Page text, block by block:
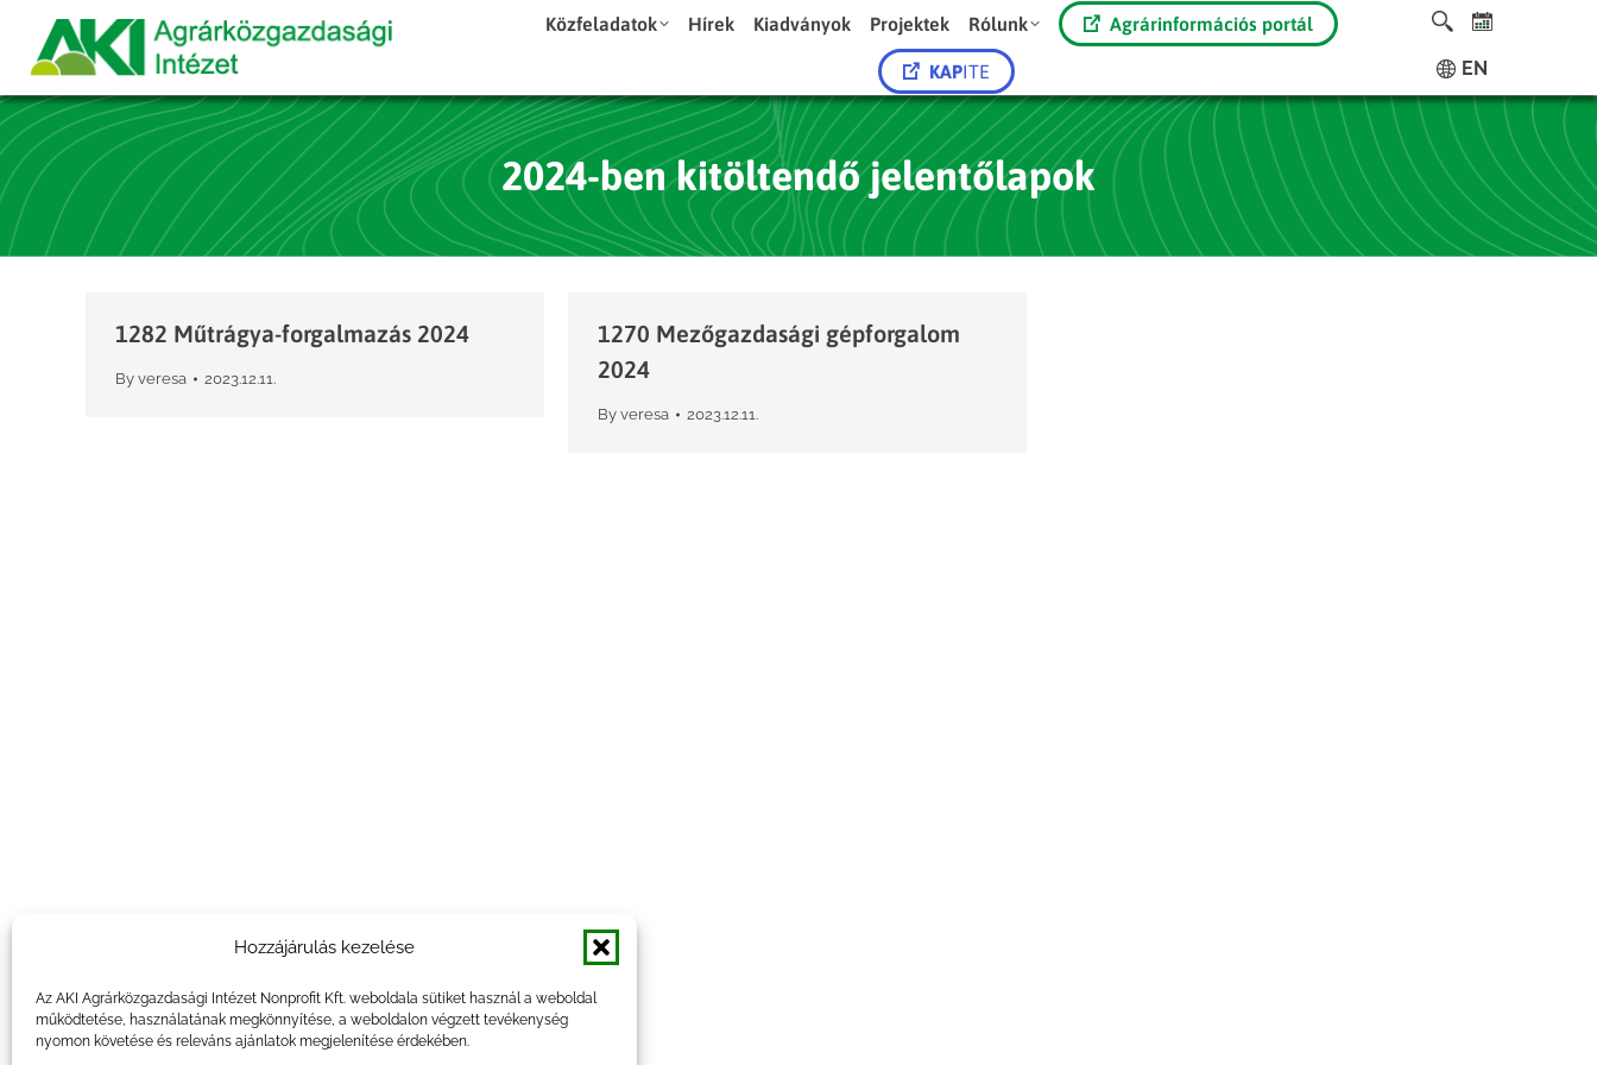
Hozzájárulás kezelése
Az AKI Agrárközgazdasági Intézet Nonprofit Kft. weboldala sütiket használ a weboldal
működtetése, használatának megkönnyítése, a weboldalon végzett tevékenység
nyomon követése és releváns ajánlatok megjelenítése érdekében.
Közfeladatok Hírek Kiadványok Projektek Rólunk Agrárinformációs portál
KAPITE EN
2024-ben kitöltendő jelentőlapok
1282 Műtrágya-forgalmazás 2024
By veresa 2023.12.11.
1270 Mezőgazdasági gépforgalom
2024
By veresa 2023.12.11.